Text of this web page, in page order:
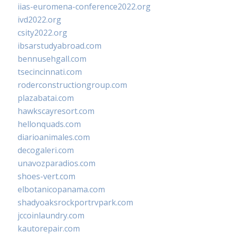
iias-euromena-conference2022.org
ivd2022.org
csity2022.org
ibsarstudyabroad.com
bennusehgall.com
tsecincinnati.com
roderconstructiongroup.com
plazabatai.com
hawkscayresort.com
hellonquads.com
diarioanimales.com
decogaleri.com
unavozparadios.com
shoes-vert.com
elbotanicopanama.com
shadyoaksrockportrvpark.com
jccoinlaundry.com
kautorepair.com